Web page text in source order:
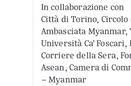
In collaborazione con
Città di Torino,
Ambasciata Myanmar,
Università Ca’ Foscari,
Corriere della Sera,
Asean, Camera di
– Myanmar